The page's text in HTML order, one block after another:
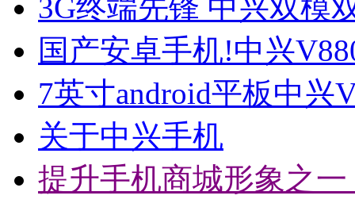
3G终端先锋 中兴双模
国产安卓手机!中兴
7英寸android平板中兴
关于中兴手机
提升手机商城形象之